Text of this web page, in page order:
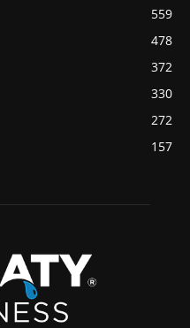
559
478
372
330
272
157